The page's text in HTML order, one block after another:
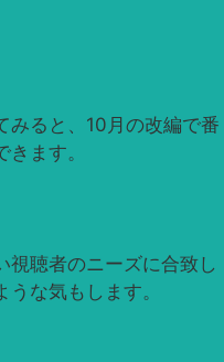
みると、10月の改編で番
ます。
視聴者のニーズに合致し
な気もします。